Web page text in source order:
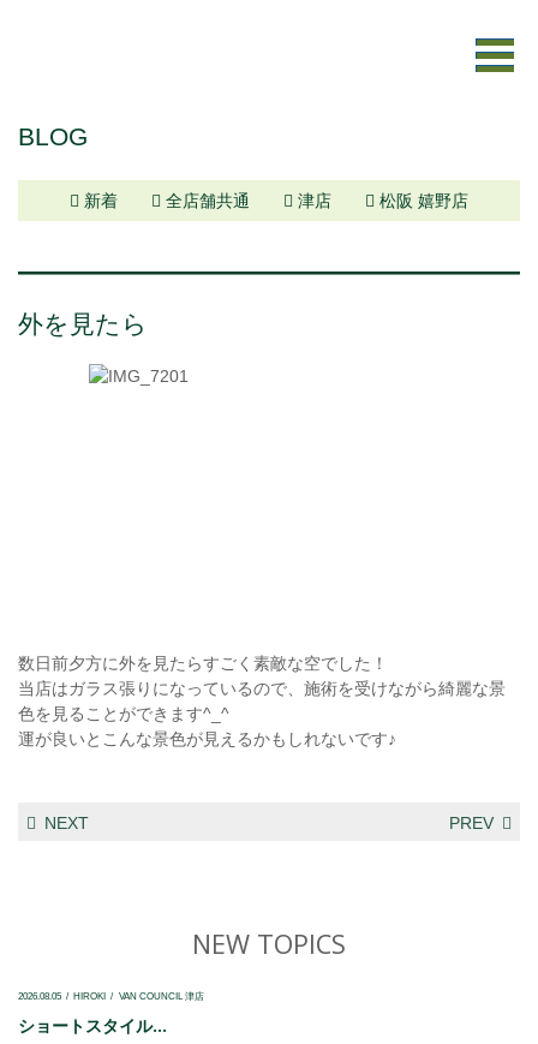
BLOG
新着 全店舗共通 津店 松阪 嬉野店
外を見たら
数日前夕方に外を見たらすごく素敵な空でした！
当店はガラス張りになっているので、施術を受けながら綺麗な景
色を見ることができます^_^
運が良いとこんな景色が見えるかもしれないです♪
NEXT PREV
NEW TOPICS
2026.08.05 HIROKI VAN COUNCIL 津店
ショートスタイル...